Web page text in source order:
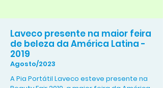
Laveco presente na maior feira
de beleza da América Latina -
2019
Agosto/2023
A Pia Portátil Laveco esteve presente na